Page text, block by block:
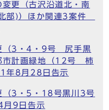
更（古沢沿道北・南
部)）ほか関連3案件
（3・4・9号 尻手黒
市計画緑地（12号 柿
年8月28日告示
（3・5・18号黒川3号
9日告示